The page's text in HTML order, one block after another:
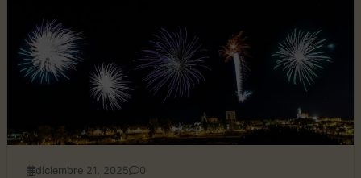
diciembre 21, 2025 0